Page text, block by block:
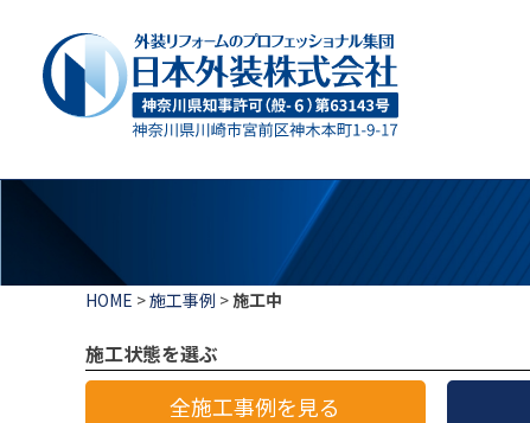
HOME >施工事例 >施工中
施工状態を選ぶ
全施工事例を見る